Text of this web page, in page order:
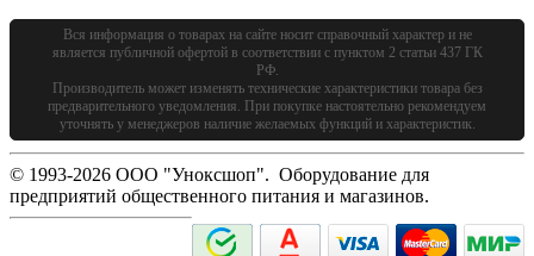
Вся информация о товарах на сайте носит справочный характер и не
является публичной офертой в соответствии с пунктом 2 статьи 437 ГК
РФ.
Производитель может изменять технические характеристики товара без
предварительного уведомления. При покупке настоятельно рекомендуем
уточнять у менеджеров наличие желаемых функций и характеристик.
© 1993-2026 ООО "Уноксшоп". Оборудование для
предприятий общественного питания и магазинов.